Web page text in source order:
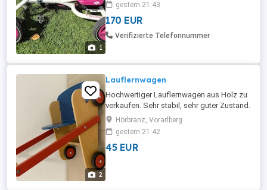
1
gestern 21:43
170 EUR
Verifizierte Telefonnummer
2
Lauflernwagen
Hochwertiger Lauflernwagen aus Holz zu
verkaufen. Sehr stabil, sehr guter Zustand.
Hörbranz, Vorarlberg
gestern 21:42
45 EUR